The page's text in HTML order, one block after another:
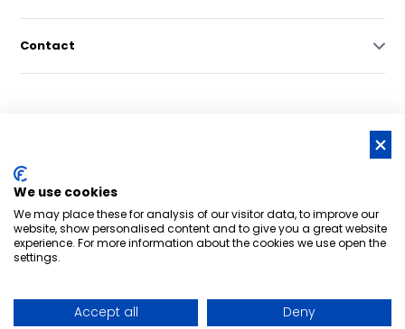
Contact
Nederlands grootste online watersportwinkel | Bootschappen
Watersport8,6- 6.043 reviews
We use cookies
We may place these for analysis of our visitor data, to improve our
website, show personalised content and to give you a great website
experience. For more information about the cookies we use open the
settings.
Accept all Deny